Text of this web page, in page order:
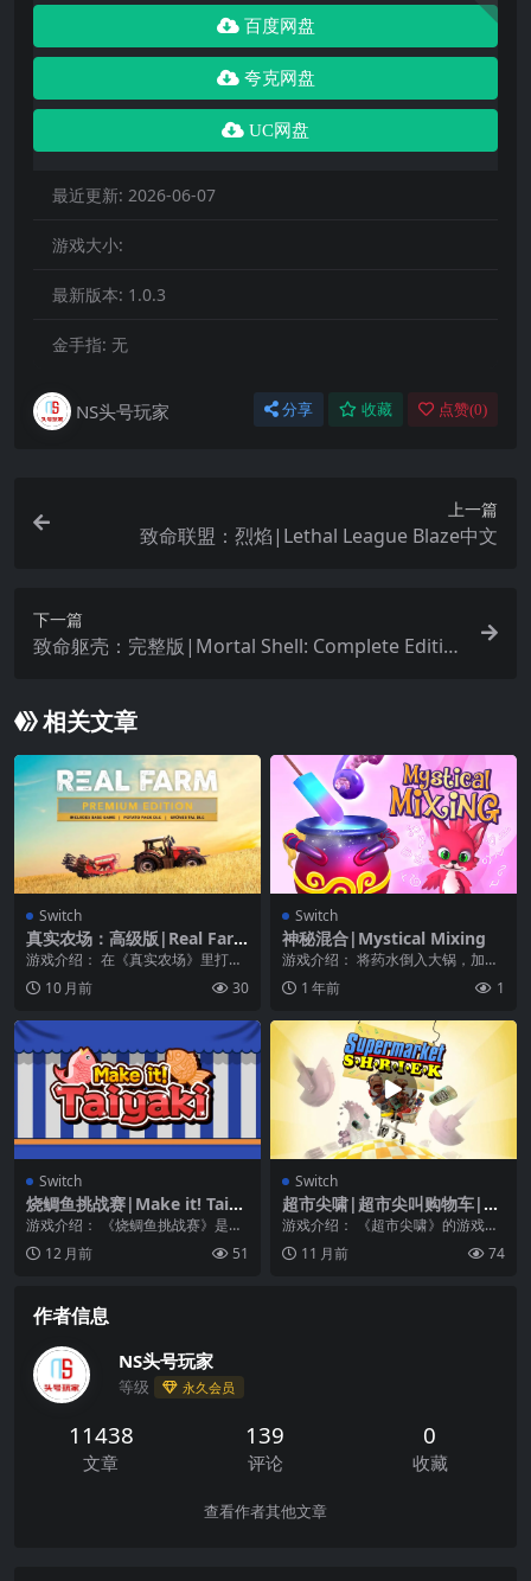
百度网盘
夸克网盘
UC网盘
最近更新: 2026-06-07
游戏大小:
最新版本: 1.0.3
金手指: 无
NS头号玩家 分享 收藏 点赞(0)
上一篇
致命联盟：烈焰|Lethal League Blaze中文
下一篇
致命躯壳：完整版|Mortal Shell: Complete Editio
相关文章
Switch
真实农场：高级版|Real Far
m: Premium Edition中文
游戏介绍： 在《真实农场》里打造
您的成功之路，体验最身临其境的
模拟农业人生。探索...
10 月前 30
Switch
神秘混合|Mystical Mixing
游戏介绍： 将药水倒入大锅，加入
三叶草、骨头和羽毛，搅拌一下，
瞧——你就拥有了一...
1 年前 1
Switch
烧鲷鱼挑战赛|Make it! Taiya
ki
游戏介绍： 《烧鲷鱼挑战赛》是时
候挑战太极拳了！你能掌握这种传
统的日本甜食吗？尽...
12 月前 51
Switch
超市尖啸|超市尖叫购物车|Su
permarket Shriek中文
游戏介绍： 《超市尖啸》的游戏玩
法和定位有几分类似于《胡闹厨
房》系列，《胡闹厨房...
11 月前 74
作者信息
NS头号玩家
等级 永久会员
11438
文章
139
评论
0
收藏
查看作者其他文章